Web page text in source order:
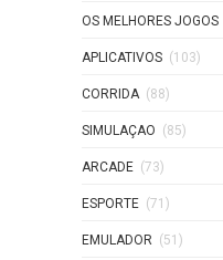
OS MELHORES JOGOS
APLICATIVOS (103)
CORRIDA (88)
SIMULAÇAO (85)
ARCADE (73)
ESPORTE (71)
EMULADOR (51)